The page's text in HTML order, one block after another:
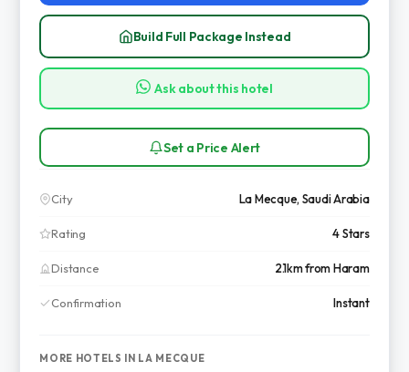
Build Full Package Instead
Ask about this hotel
Set a Price Alert
City La Mecque, Saudi Arabia
Rating 4 Stars
Distance 2.1km from Haram
Confirmation Instant
MORE HOTELS IN LA MECQUE